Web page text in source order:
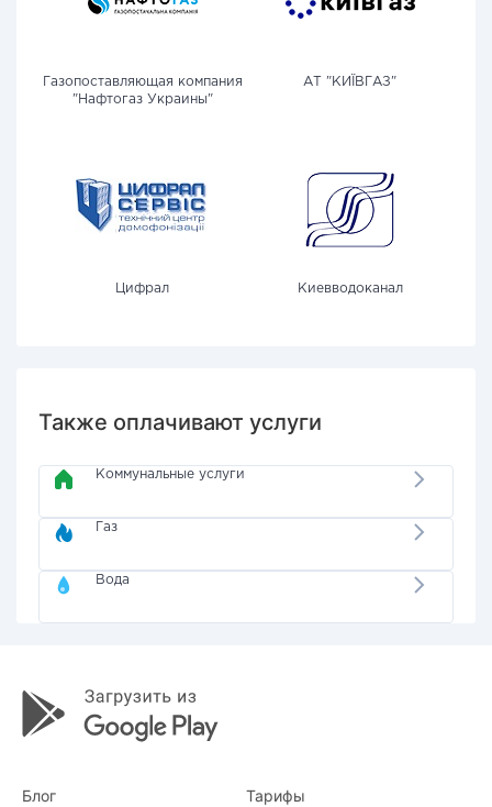
Газопоставляющая компания
"Нафтогаз Украины"
АТ "КИЇВГАЗ"
Цифрал Киевводоканал
Также оплачивают услуги
Коммунальные услуги
Газ
Вода
Блог Тарифы